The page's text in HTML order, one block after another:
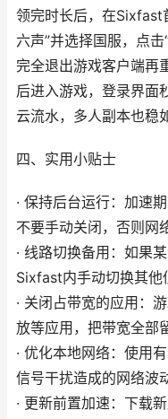
领完时长后，在Sixfast
六声”并选择国服，点
完全退出游戏客户端再
后进入游戏，登录界面
云流水，多人副本也稳
四、实用小贴士
· 保持后台运行：加速
不要手动关闭，否则网
· 线路切换备用：如果
Sixfast内手动切换其他
· 关闭占带宽的应用：
放等应用，把带宽全部
· 优化本地网络：使用
信号干扰造成的网络波
· 更新前置加速：下载